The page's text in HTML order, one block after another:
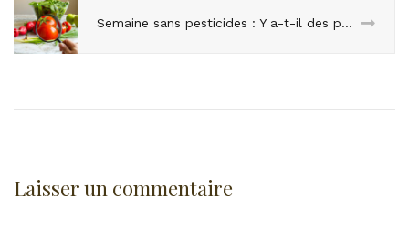
Semaine sans pesticides : Y a-t-il des pesticides dans la bio ?
Laisser un commentaire